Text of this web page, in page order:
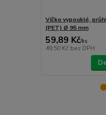
Víčko vypouklé,
(PET) Ø 95 mm
59,89 Kč/ks
49,50 Kč bez DPH